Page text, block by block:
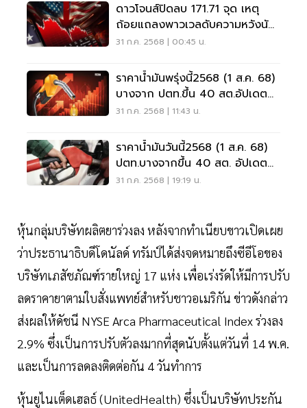
ดาวโจนส์ปิดลบ 171.71 จุด เหตุ
ถ้อยแถลงพาวเวลดับความหวังนัก
ลงทุน
31 ก.ค. 2568 | 00:45 น.
ราคาน้ำมันพรุ่งนี้2568 (1 ส.ค. 68)
บางจาก ปตท.ขึ้น 40 สต.อัปเดต
ราคา
31 ก.ค. 2568 | 11:43 น.
ราคาน้ำมันวันนี้2568 (1 ส.ค. 68)
ปตท.บางจากขึ้น 40 สต. อัปเดต
ราคา
31 ก.ค. 2568 | 19:19 น.
หุ้นกลุ่มบริษัทผลิตยาร่วงลง หลังจากทำเนียบขาวเปิดเผย
ว่าประธานาธิบดีโดนัลด์ ทรัมป์ได้ส่งจดหมายถึงซีอีโอของ
บริษัทเภสัชภัณฑ์รายใหญ่ 17 แห่ง เพื่อเร่งรัดให้มีการปรับ
ลดราคายาตามใบสั่งแพทย์สำหรับชาวอเมริกัน ข่าวดังกล่าว
ส่งผลให้ดัชนี NYSE Arca Pharmaceutical Index ร่วงลง
2.9% ซึ่งเป็นการปรับตัวลงมากที่สุดนับตั้งแต่วันที่ 14 พ.ค.
และเป็นการลดลงติดต่อกัน 4 วันทำการ
หุ้นยูไนเต็ดเฮลธ์ (UnitedHealth) ซึ่งเป็นบริษัทประกัน